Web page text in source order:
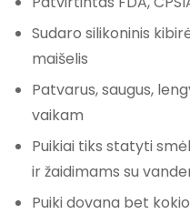
Sudaro silikoninis
maišelis
Patvarus, saugus,
vaikam
Puikiai tiks statyti
ir žaidimams su
Puiki dovana bet